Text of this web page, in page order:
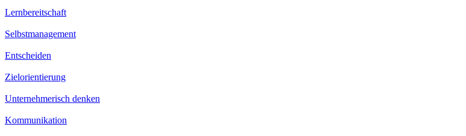
Lernbereitschaft
Selbstmanagement
Entscheiden
Zielorientierung
Unternehmerisch denken
Kommunikation